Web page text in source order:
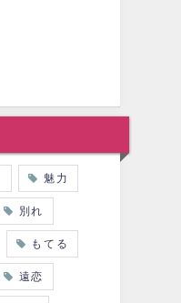
魅力
別れ
もてる
遠恋